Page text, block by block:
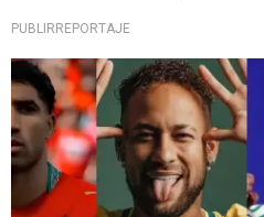
PUBLIRREPORTAJE
Sigue la acción